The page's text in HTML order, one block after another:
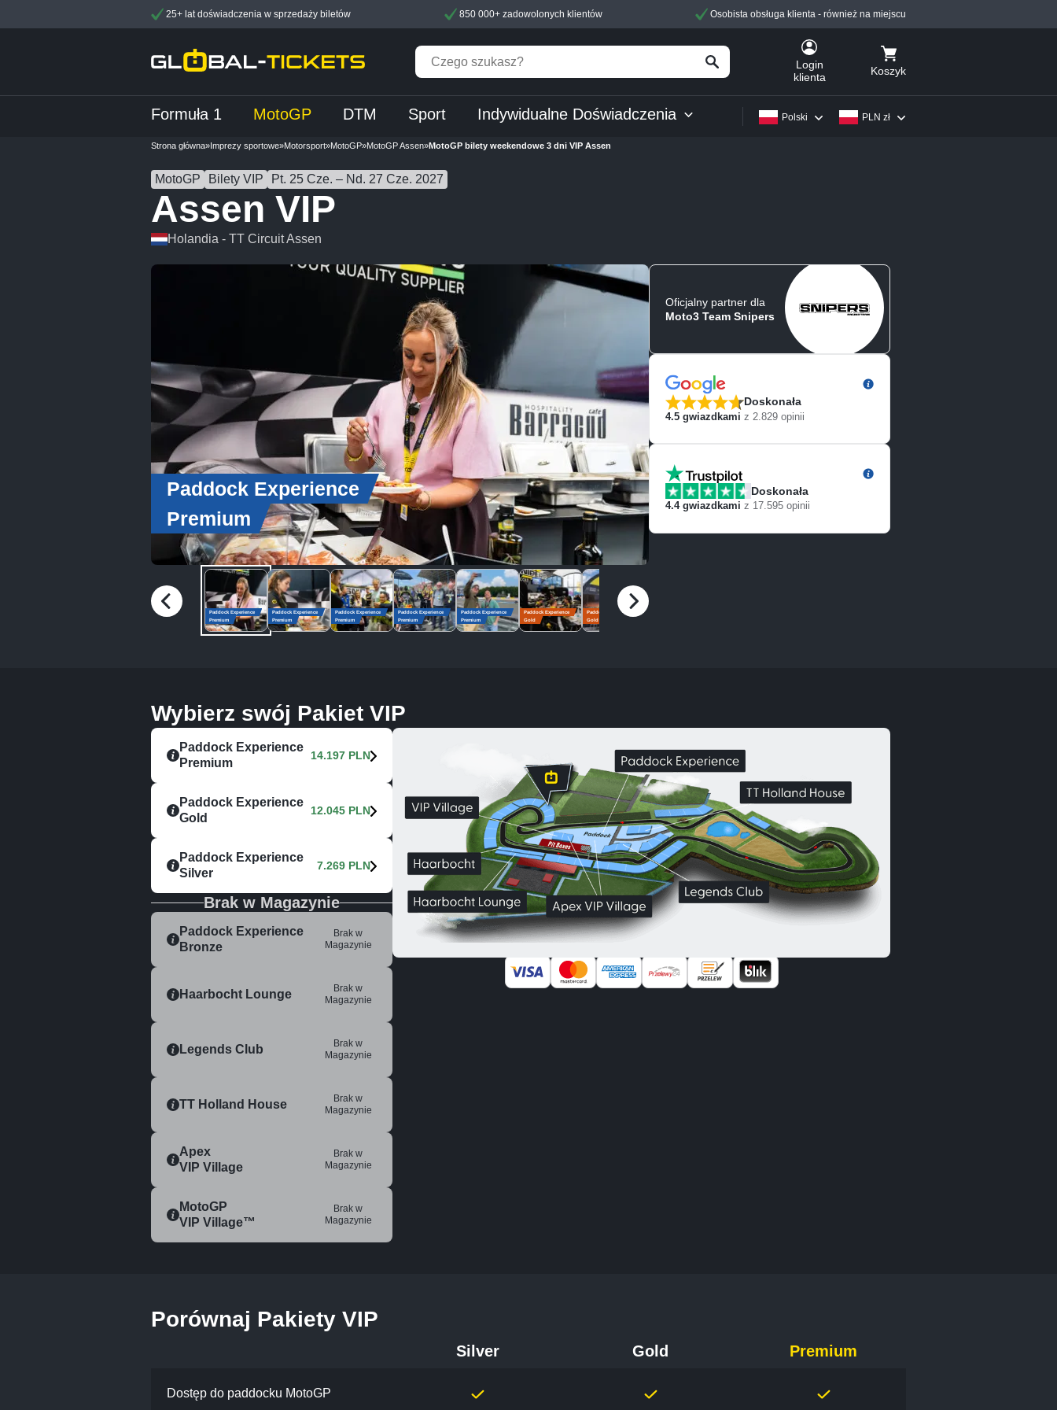
25+ lat doświadczenia w sprzedaży biletów 850 000+ zadowolonych klientów Osobista obsługa klienta - również na miejscu
Login
klienta
Koszyk
Formuła 1 MotoGP DTM Sport Indywidualne Doświadczenia PLN zł
Polski
Strona główna»Imprezy sportowe»Motorsport»MotoGP»MotoGP Assen»MotoGP bilety weekendowe 3 dni VIP Assen
MotoGP Bilety VIP Pt. 25 Cze. – Nd. 27 Cze. 2027
Assen VIP
Holandia - TT Circuit Assen
Paddock Experience
Premium
Paddock Experience
Premium
Paddock Experience
Premium
Paddock Experience
Premium
Paddock Experience
Premium
Paddock Experience
Premium
Paddock Experience
Gold
Paddock Experience
Gold
Oficjalny partner dla
Moto3 Team Snipers
Doskonała
4.5 gwiazdkami z 2.829 opinii
Doskonała
4.4gwiazdkami z 17.595 opinii
Wybierz swój Pakiet VIP
Paddock Experience
Premium
14.197 PLN
Paddock Experience
Gold
12.045 PLN
Paddock Experience
Silver
7.269 PLN
Brak w Magazynie
Paddock Experience
Bronze
Brak w
Magazynie
Haarbocht Lounge
Brak w
Magazynie
Legends Club
Brak w
Magazynie
TT Holland House
Brak w
Magazynie
Apex
VIP Village
Brak w
Magazynie
MotoGP
VIP Village™
Brak w
Magazynie
Porównaj Pakiety VIP
Pakiety
Silver Gold Premium
Dostęp do paddocku MotoGP